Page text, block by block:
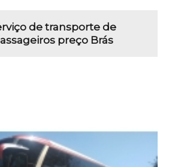
de transporte de
preço Brás